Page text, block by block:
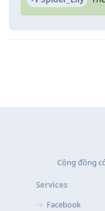
Cộng đồng
Services
Facebook